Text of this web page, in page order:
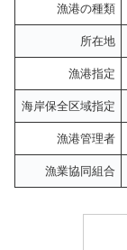
漁港の種類
所在地
漁港指定
海岸保全区域指定
漁港管理者
漁業協同組合